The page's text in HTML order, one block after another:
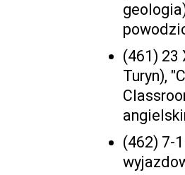
(461) 23
Turyn),
(462) 7-